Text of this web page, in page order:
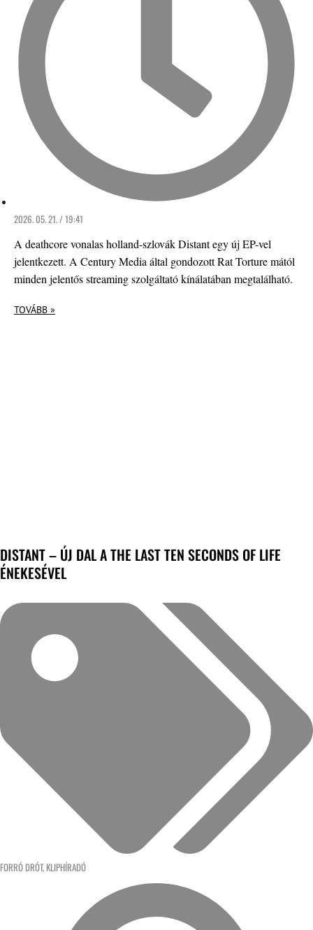
2026. 05. 21. / 19:41
A deathcore vonalas holland-szlovák Distant egy új EP-vel
jelentkezett. A Century Media által gondozott Rat Torture mától
minden jelentős streaming szolgáltató kínálatában megtalálható.
TOVÁBB »
DISTANT – ÚJ DAL A THE LAST TEN SECONDS OF LIFE
ÉNEKESÉVEL
FORRÓ DRÓT, KLIPHÍRADÓ